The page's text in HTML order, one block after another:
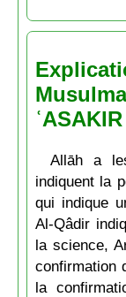
Allāh a
indiquent la
qui indique
Al-Qâdir
la science,
confirmation
la